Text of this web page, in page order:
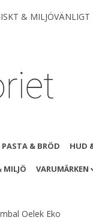
&
PASTA & BRÖD HUD
MILJÖ VARUMÄRKEN
Oelek Eko